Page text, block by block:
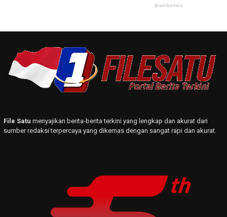
File Satu menyajikan berita-berita terkini yang lengkap dan akurat dari
sumber redaksi terpercaya yang dikemas dengan sangat rapi dan akurat.